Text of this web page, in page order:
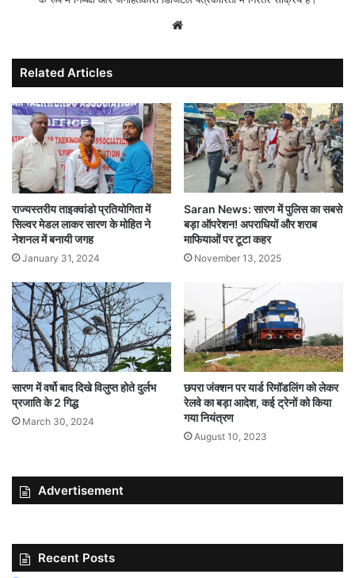
Related Articles
राज्यस्तरीय ताइक्वांडो प्रतियोगिता में
सिल्वर मेडल लाकर सारण के मोहित ने
नेशनल में बनायी जगह
January 31, 2024
Saran News: सारण में पुलिस का सबसे
बड़ा ऑपरेशन! अपराधियों और शराब
माफियाओं पर टूटा कहर
November 13, 2025
सारण में वर्षो बाद दिखे विलुप्त होते दुर्लभ
प्रजाति के 2 गिद्ध
March 30, 2024
छपरा जंक्शन पर यार्ड रिमॉडलिंग को लेकर
रेलवे का बड़ा आदेश, कई ट्रेनों को किया
गया नियंत्रण
August 10, 2023
Advertisement
Recent Posts